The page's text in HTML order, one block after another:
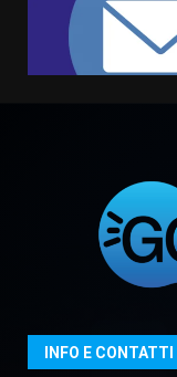
1
3INFO E CONTATTI